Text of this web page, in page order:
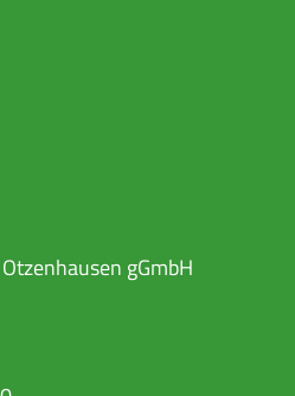
gGmbH